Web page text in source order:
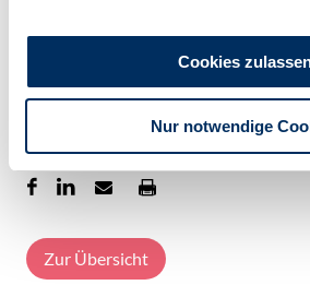
Cookies
Nur notwendige
Verbandsentwicklung
Schlagworte:
Unsern BDP gemeinsam gestalten.
Zur Übersicht